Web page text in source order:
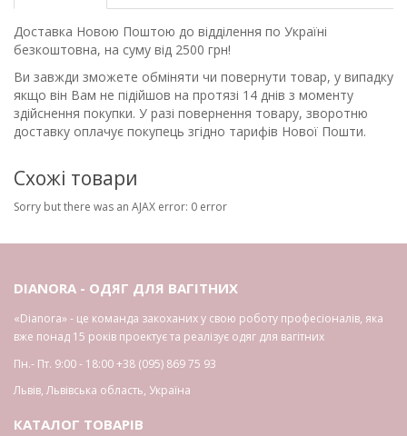
Доставка Новою Поштою до відділення по Україні
безкоштовна, на суму від 2500 грн!
Ви завжди зможете обміняти чи повернути товар, у випадку
якщо він Вам не підійшов на протязі 14 днів з моменту
здійснення покупки. У разі повернення товару, зворотню
доставку оплачує покупець згідно тарифів Нової Пошти.
Схожі товари
Sorry but there was an AJAX error: 0 error
DIANORA - ОДЯГ ДЛЯ ВАГІТНИХ
«Dianora» - це команда закоханих у свою роботу професіоналів, яка
вже понад 15 років проектує та реалізує одяг для вагітних
Пн.- Пт. 9:00 - 18:00+38 (095) 869 75 93
Львів,Львівська область, Україна
КАТАЛОГ ТОВАРІВ